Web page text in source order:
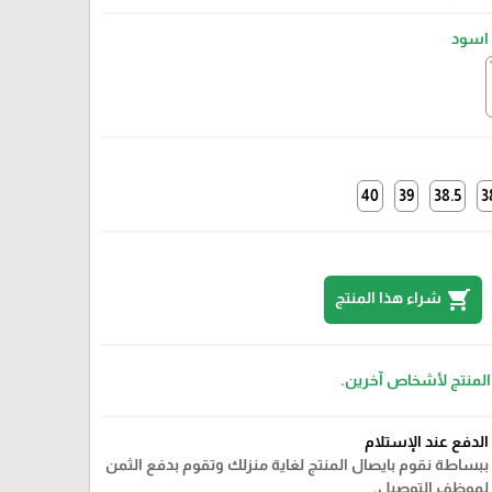
اسود
38.5
39
40
shopping_cart شراء هذا المنتج
المنتج لأشخاص آخرين.
الدفع عند الإستلام
ببساطة نقوم بايصال المنتج لغاية منزلك وتقوم بدفع الثمن
لموظف التوصيل.